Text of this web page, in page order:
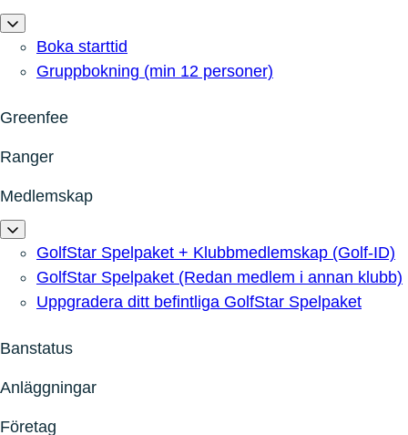
Boka starttid
Gruppbokning (min 12 personer)
Greenfee
Ranger
Medlemskap
GolfStar Spelpaket + Klubbmedlemskap (Golf-ID)
GolfStar Spelpaket (Redan medlem i annan klubb)
Uppgradera ditt befintliga GolfStar Spelpaket
Banstatus
Anläggningar
Företag